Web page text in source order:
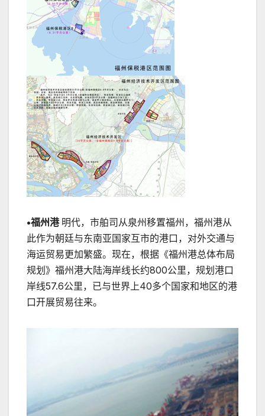
•福州港 明代，市舶司从泉州移置福州，福州港从
此作为朝廷与东南亚国家互市的港口，对外交通与
海运贸易更加繁盛。现在，根据《福州港总体布局
规划》福州港大陆海岸线长约800公里，规划港口
岸线57.6公里，已与世界上40多个国家和地区的港
口开展贸易往来。